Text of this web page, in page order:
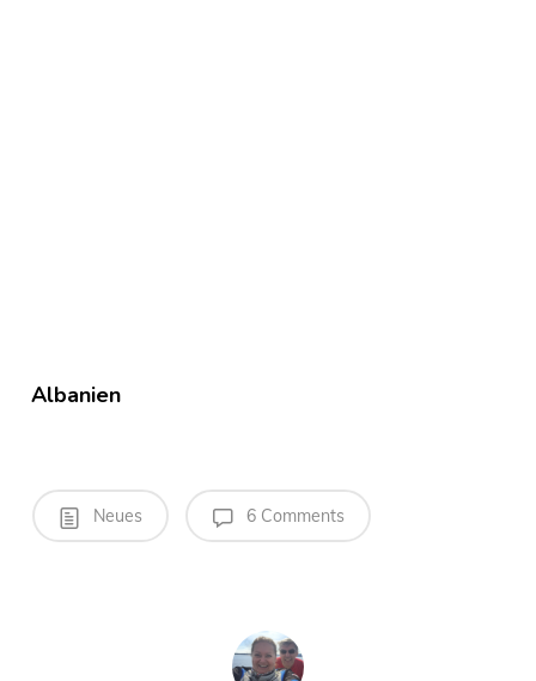
Albanien
Neues 6 Comments